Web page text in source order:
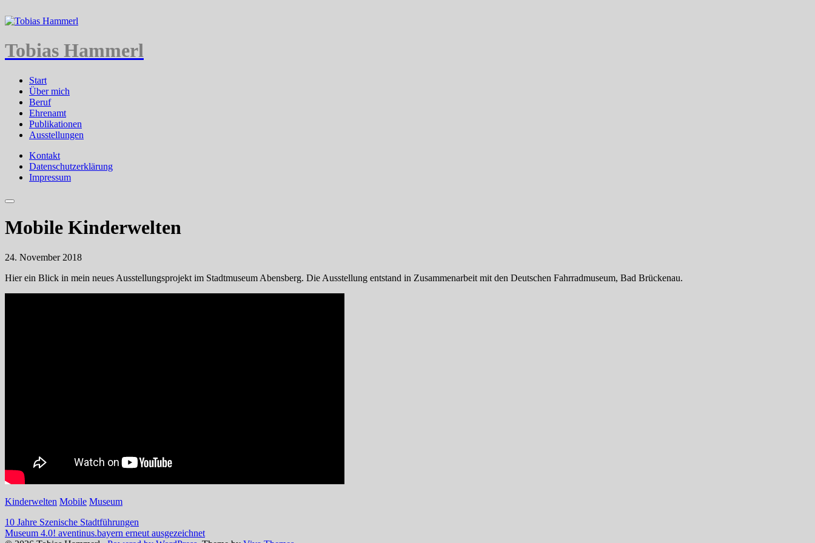
Tobias Hammerl
Start
Über mich
Beruf
Ehrenamt
Publikationen
Ausstellungen
Kontakt
Datenschutzerklärung
Impressum
Mobile Kinderwelten
24. November 2018
Hier ein Blick in mein neues Ausstellungsprojekt im Stadtmuseum Abensberg. Die Ausstellung entstand in Zusammenarbeit mit den Deutschen Fahrradmuseum, Bad Brückenau.
Kinderwelten Mobile Museum
Post
10 Jahre Szenische Stadtführungen
Museum 4.0! aventinus.bayern erneut ausgezeichnet